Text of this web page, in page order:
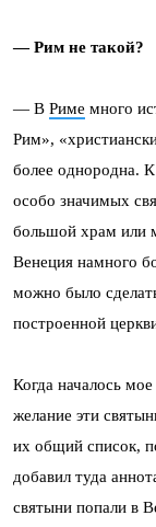
— Рим не такой?
— В Риме много
Рим»,
более однородна.
особо значимых
большой храм или
Венеция намного
можно было
построенной
Когда началось
желание эти
их общий список,
добавил туда
святыни попали в